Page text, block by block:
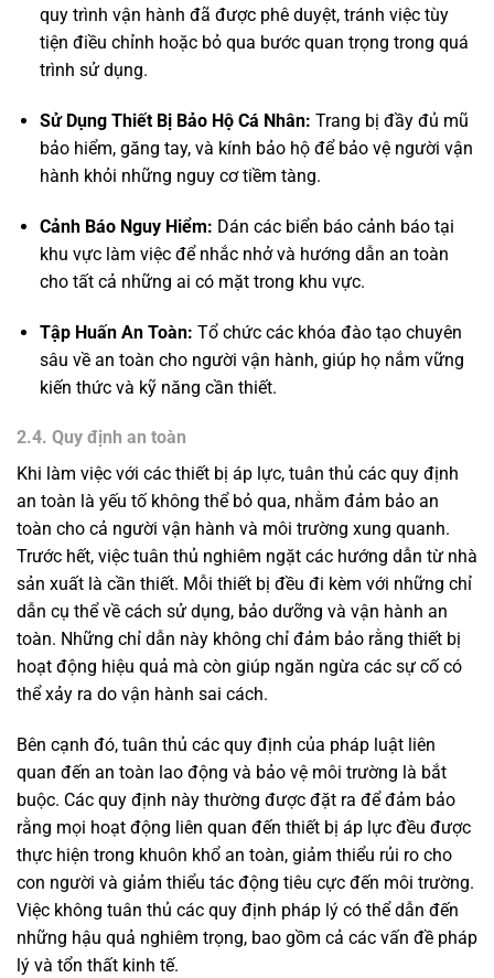
quy trình vận hành đã được phê duyệt, tránh việc tùy
tiện điều chỉnh hoặc bỏ qua bước quan trọng trong quá
trình sử dụng.
Sử Dụng Thiết Bị Bảo Hộ Cá Nhân: Trang bị đầy đủ mũ
bảo hiểm, găng tay, và kính bảo hộ để bảo vệ người vận
hành khỏi những nguy cơ tiềm tàng.
Cảnh Báo Nguy Hiểm: Dán các biển báo cảnh báo tại
khu vực làm việc để nhắc nhở và hướng dẫn an toàn
cho tất cả những ai có mặt trong khu vực.
Tập Huấn An Toàn: Tổ chức các khóa đào tạo chuyên
sâu về an toàn cho người vận hành, giúp họ nắm vững
kiến thức và kỹ năng cần thiết.
2.4. Quy định an toàn
Khi làm việc với các thiết bị áp lực, tuân thủ các quy định
an toàn là yếu tố không thể bỏ qua, nhằm đảm bảo an
toàn cho cả người vận hành và môi trường xung quanh.
Trước hết, việc tuân thủ nghiêm ngặt các hướng dẫn từ nhà
sản xuất là cần thiết. Mỗi thiết bị đều đi kèm với những chỉ
dẫn cụ thể về cách sử dụng, bảo dưỡng và vận hành an
toàn. Những chỉ dẫn này không chỉ đảm bảo rằng thiết bị
hoạt động hiệu quả mà còn giúp ngăn ngừa các sự cố có
thể xảy ra do vận hành sai cách.
Bên cạnh đó, tuân thủ các quy định của pháp luật liên
quan đến an toàn lao động và bảo vệ môi trường là bắt
buộc. Các quy định này thường được đặt ra để đảm bảo
rằng mọi hoạt động liên quan đến thiết bị áp lực đều được
thực hiện trong khuôn khổ an toàn, giảm thiểu rủi ro cho
con người và giảm thiểu tác động tiêu cực đến môi trường.
Việc không tuân thủ các quy định pháp lý có thể dẫn đến
những hậu quả nghiêm trọng, bao gồm cả các vấn đề pháp
lý và tổn thất kinh tế.